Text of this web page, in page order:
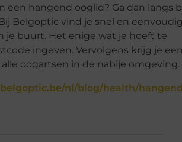
een hangend ooglid? Ga dan langs
Belgoptic vind je snel en
je buurt. Het enige wat je hoeft te
ingeven. Vervolgens krijg je
oogartsen in de nabije omgeving.
nl/blog/health/